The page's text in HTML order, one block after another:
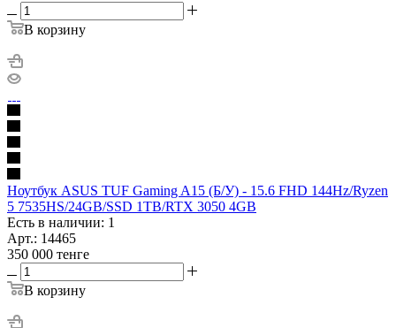
В корзину
Ноутбук ASUS TUF Gaming A15 (Б/У) - 15.6 FHD 144Hz/Ryzen
5 7535HS/24GB/SSD 1TB/RTX 3050 4GB
Есть в наличии: 1
Арт.: 14465
350 000 тенге
В корзину